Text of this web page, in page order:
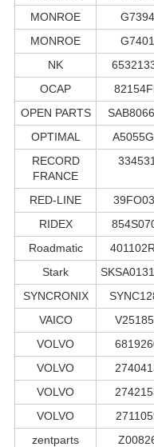
MONROE
G7394
MONROE
G7401
NK
OCAP
OPEN PARTS
OPTIMAL
RECORD
FRANCE
334531
RED-LINE
RIDEX
Roadmatic
Stark
SYNCRONIX
VAICO
VOLVO
VOLVO
VOLVO
VOLVO
zentparts